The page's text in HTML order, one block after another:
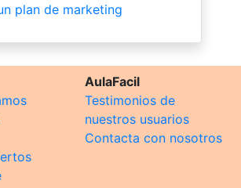
plan de marketing
AulaFacil
Testimonios de
nuestros usuarios
Contacta con nosotros